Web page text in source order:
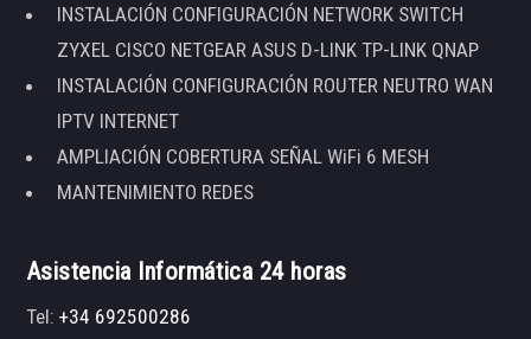
INSTALACIÓN CONFIGURACIÓN NETWORK SWITCH
ZYXEL CISCO NETGEAR ASUS D-LINK TP-LINK QNAP
INSTALACIÓN CONFIGURACIÓN ROUTER NEUTRO WAN
IPTV INTERNET
AMPLIACIÓN COBERTURA SEÑAL WiFi 6 MESH
MANTENIMIENTO REDES
Asistencia Informática 24 horas
Tel:+34 692500286